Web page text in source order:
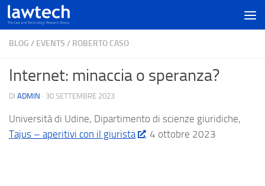
BLOG / EVENTS / ROBERTO CASO
Internet: minaccia o speranza?
DI ADMIN · 30 SETTEMBRE 2023
Università di Udine, Dipartimento di scienze giuridiche,
Tajus – aperitivi con il giurista
, 4 ottobre 2023